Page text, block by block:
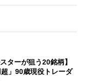
ターが狙う20銘柄】
超」90歳現役トレーダ